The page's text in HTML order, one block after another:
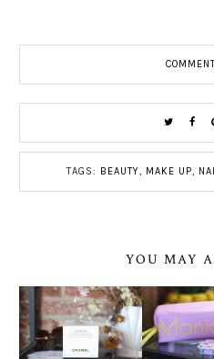
TAGS: BEAUTY, MAKE UP,
YOU MAY